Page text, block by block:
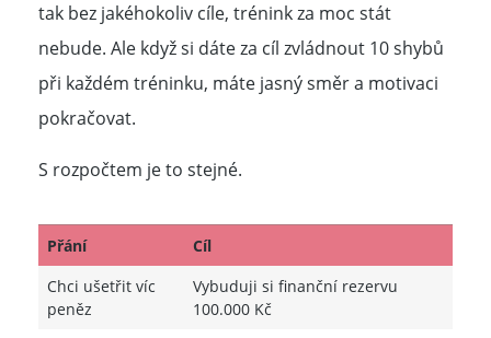
tak bez jakéhokoliv cíle, trénink za moc stát
nebude. Ale když si dáte za cíl zvládnout 10 shybů
při každém tréninku, máte jasný směr a motivaci
pokračovat.
S rozpočtem je to stejné.
Přání
Cíl
Chci ušetřit víc
peněz
Vybuduji si finanční rezervu
100.000 Kč